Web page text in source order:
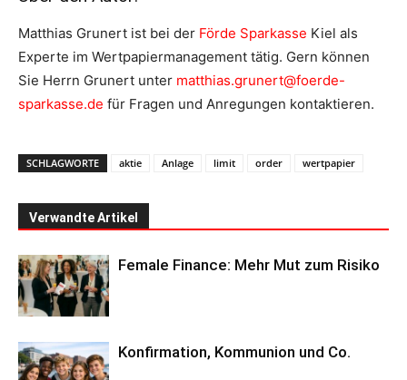
Matthias Grunert ist bei der Förde Sparkasse Kiel als
Experte im Wertpapiermanagement tätig. Gern können
Sie Herrn Grunert unter matthias.grunert@foerde-
sparkasse.de für Fragen und Anregungen kontaktieren.
SCHLAGWORTE aktie Anlage limit order wertpapier
Verwandte Artikel
Female Finance: Mehr Mut zum Risiko
Konfirmation, Kommunion und Co.